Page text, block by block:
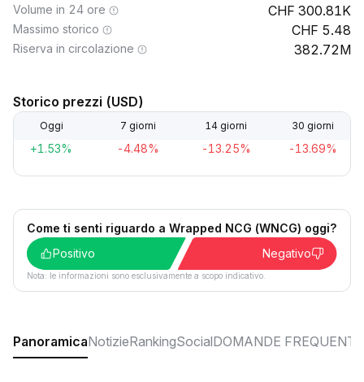
Volume in 24 ore 300.81K
Massimo storico 5.48
Riserva in circolazione 382.72M
Storico prezzi (USD)
Oggi 7 giorni 14 giorni 30 giorni
+1.53% -4.48% -13.25% -13.69%
Come ti senti riguardo a Wrapped NCG (WNCG) oggi?
Positivo
Negativo
Nota: le informazioni sono esclusivamente a scopo indicativo.
PanoramicaNotizieRankingSocialDOMANDE FREQUENTI